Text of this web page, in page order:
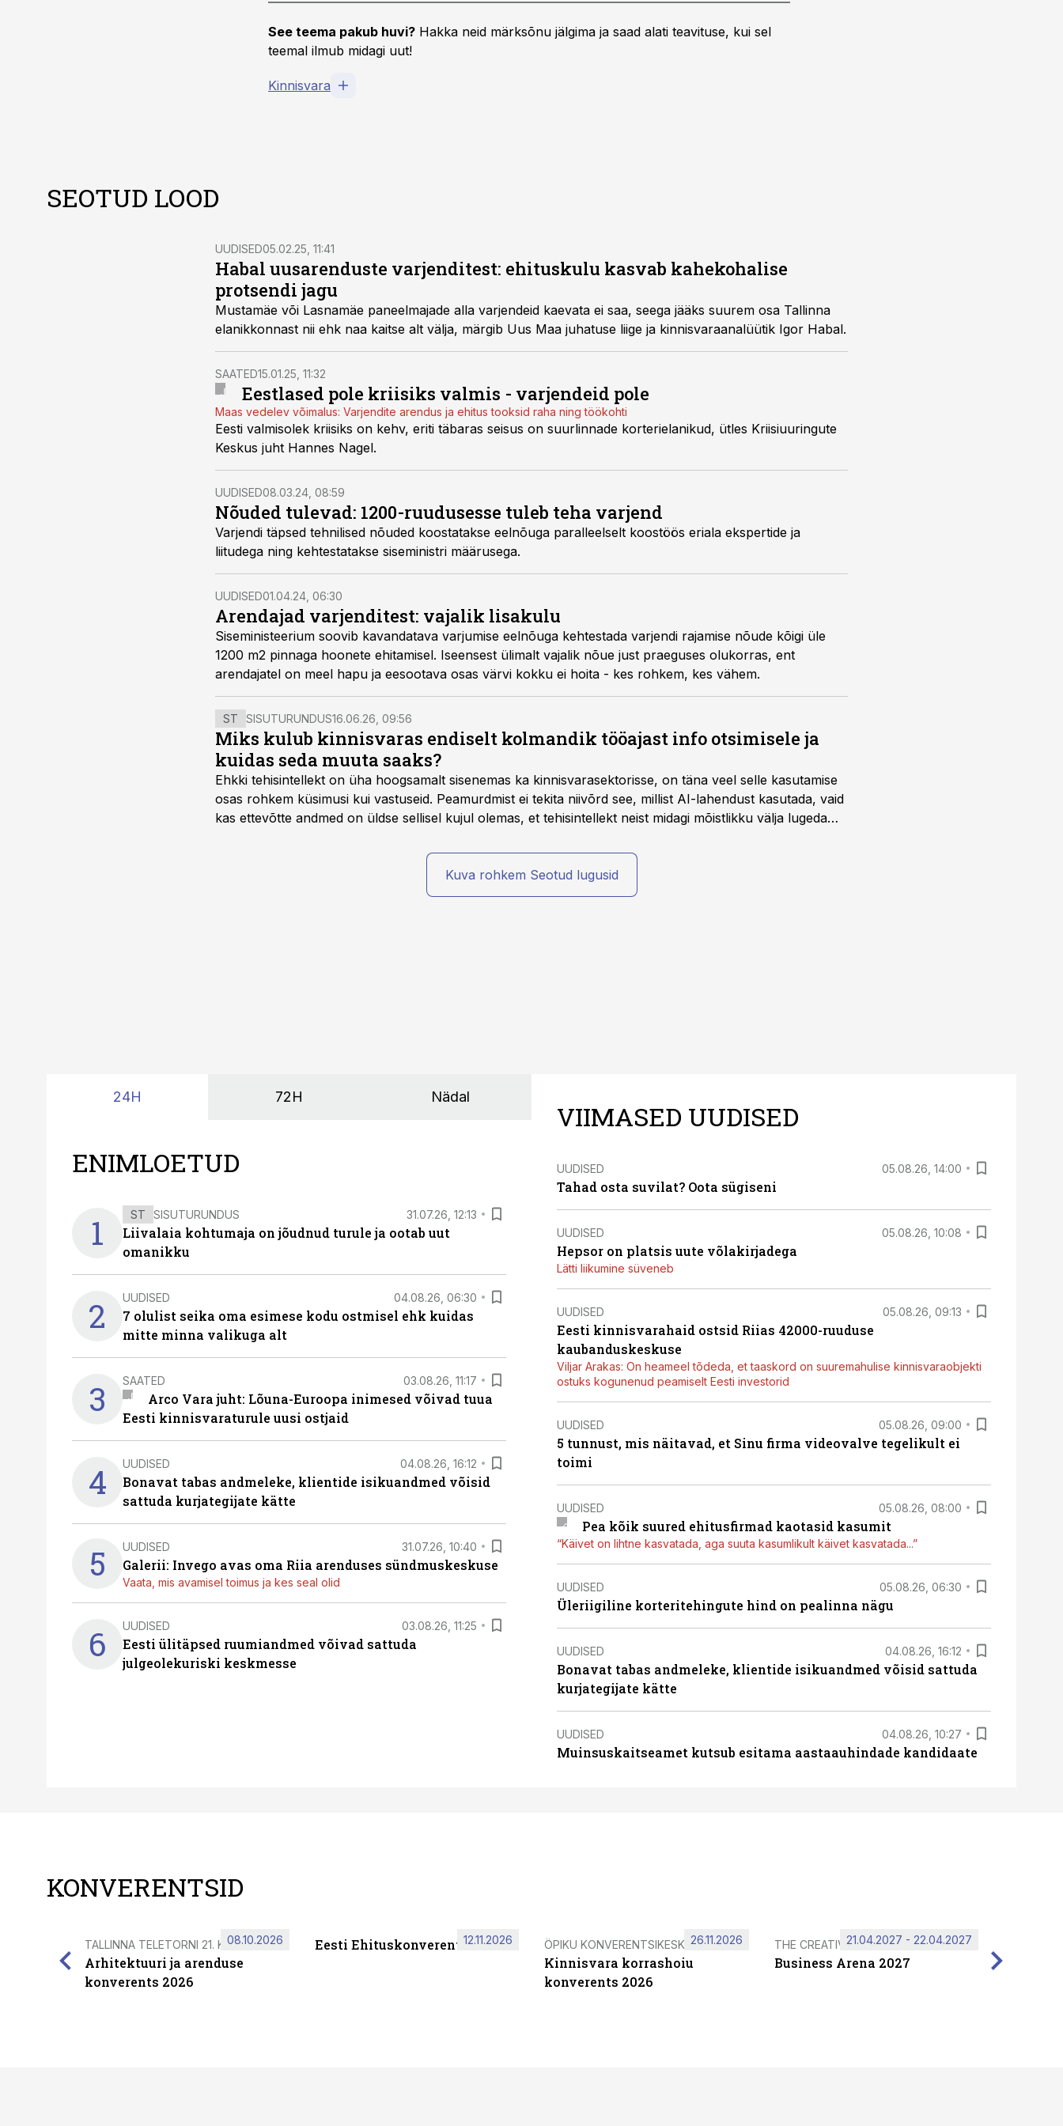
See teema pakub huvi? Hakka neid märksõnu jälgima ja saad alati teavituse, kui sel
teemal ilmub midagi uut!
Kinnisvara
SEOTUD LOOD
UUDISED05.02.25, 11:41
Habal uusarenduste varjenditest: ehituskulu kasvab kahekohalise
protsendi jagu
Mustamäe või Lasnamäe paneelmajade alla varjendeid kaevata ei saa, seega jääks suurem osa Tallinna
elanikkonnast nii ehk naa kaitse alt välja, märgib Uus Maa juhatuse liige ja kinnisvaraanalüütik Igor Habal.
SAATED15.01.25, 11:32
Eestlased pole kriisiks valmis - varjendeid pole
Maas vedelev võimalus: Varjendite arendus ja ehitus tooksid raha ning töökohti
Eesti valmisolek kriisiks on kehv, eriti täbaras seisus on suurlinnade korterielanikud, ütles Kriisiuuringute
Keskus juht Hannes Nagel.
UUDISED08.03.24, 08:59
Nõuded tulevad: 1200-ruudusesse tuleb teha varjend
Varjendi täpsed tehnilised nõuded koostatakse eelnõuga paralleelselt koostöös eriala ekspertide ja
liitudega ning kehtestatakse siseministri määrusega.
UUDISED01.04.24, 06:30
Arendajad varjenditest: vajalik lisakulu
Siseministeerium soovib kavandatava varjumise eelnõuga kehtestada varjendi rajamise nõude kõigi üle
1200 m2 pinnaga hoonete ehitamisel. Iseensest ülimalt vajalik nõue just praeguses olukorras, ent
arendajatel on meel hapu ja eesootava osas värvi kokku ei hoita - kes rohkem, kes vähem.
ST SISUTURUNDUS16.06.26, 09:56
Miks kulub kinnisvaras endiselt kolmandik tööajast info otsimisele ja
kuidas seda muuta saaks?
Ehkki tehisintellekt on üha hoogsamalt sisenemas ka kinnisvarasektorisse, on täna veel selle kasutamise
osas rohkem küsimusi kui vastuseid. Peamurdmist ei tekita niivõrd see, millist AI-lahendust kasutada, vaid
kas ettevõtte andmed on üldse sellisel kujul olemas, et tehisintellekt neist midagi mõistlikku välja lugeda
Kuva rohkem Seotud lugusid
24H 72H Nädal
ENIMLOETUD
1 ST SISUTURUNDUS 31.07.26, 12:13
Liivalaia kohtumaja on jõudnud turule ja ootab uut
omanikku
2 UUDISED 04.08.26, 06:30
7 olulist seika oma esimese kodu ostmisel ehk kuidas
mitte minna valikuga alt
3 SAATED 03.08.26, 11:17
Arco Vara juht: Lõuna-Euroopa inimesed võivad tuua
Eesti kinnisvaraturule uusi ostjaid
4 UUDISED 04.08.26, 16:12
Bonavat tabas andmeleke, klientide isikuandmed võisid
sattuda kurjategijate kätte
5 UUDISED 31.07.26, 10:40
Galerii: Invego avas oma Riia arenduses sündmuskeskuse
Vaata, mis avamisel toimus ja kes seal olid
6 UUDISED 03.08.26, 11:25
Eesti ülitäpsed ruumiandmed võivad sattuda
julgeolekuriski keskmesse
VIIMASED UUDISED
UUDISED 05.08.26, 14:00
Tahad osta suvilat? Oota sügiseni
UUDISED 05.08.26, 10:08
Hepsor on platsis uute võlakirjadega
Lätti liikumine süveneb
UUDISED 05.08.26, 09:13
Eesti kinnisvarahaid ostsid Riias 42000-ruuduse
kaubanduskeskuse
Viljar Arakas: On heameel tõdeda, et taaskord on suuremahulise kinnisvaraobjekti
ostuks kogunenud peamiselt Eesti investorid
UUDISED 05.08.26, 09:00
5 tunnust, mis näitavad, et Sinu firma videovalve tegelikult ei
toimi
UUDISED 05.08.26, 08:00
Pea kõik suured ehitusfirmad kaotasid kasumit
“Käivet on lihtne kasvatada, aga suuta kasumlikult käivet kasvatada...”
UUDISED 05.08.26, 06:30
Üleriigiline korteritehingute hind on pealinna nägu
UUDISED 04.08.26, 16:12
Bonavat tabas andmeleke, klientide isikuandmed võisid sattuda
kurjategijate kätte
UUDISED 04.08.26, 10:27
Muinsuskaitseamet kutsub esitama aastaauhindade kandidaate
KONVERENTSID
TALLINNA TELETORNI 21. KORRUSEL
Arhitektuuri ja arenduse
konverents 2026
08.10.2026 Eesti Ehituskonverents 2026
12.11.2026 ÖPIKU KONVERENTSIKESKUS
Kinnisvara korrashoiu
konverents 2026
26.11.2026 THE CREATIVE HUB
Business Arena 2027
21.04.2027 - 22.04.2027